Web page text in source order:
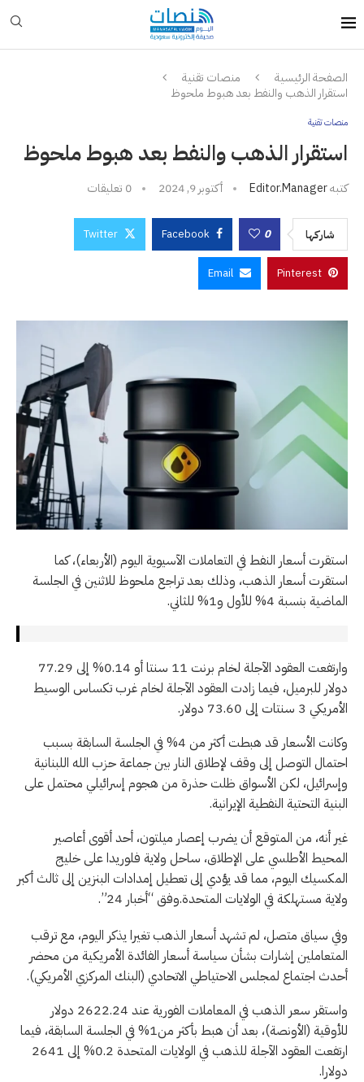
الصفحة الرئيسية
منصات تقنية
استقرار الذهب والنفط بعد هبوط ملحوظ
منصات تقنية
استقرار الذهب والنفط بعد هبوط ملحوظ
كتبهEditor.manager أكتوبر 9, 2024 0 تعليقات
شاركها 0
Facebook
Twitter
Pinterest
Email
استقرت أسعار النفط في التعاملات الآسيوية اليوم (الأربعاء)، كما
استقرت أسعار الذهب، وذلك بعد تراجع ملحوظ للاثنين في الجلسة
الماضية بنسبة 4% للأول و1% للثاني.
وارتفعت العقود الآجلة لخام برنت 11 سنتا أو 0.14% إلى 77.29
دولار للبرميل، فيما زادت العقود الآجلة لخام غرب تكساس الوسيط
الأمريكي 3 سنتات إلى 73.60 دولار.
وكانت الأسعار قد هبطت أكثر من 4% في الجلسة السابقة بسبب
احتمال التوصل إلى وقف لإطلاق النار بين جماعة حزب الله اللبنانية
وإسرائيل، لكن الأسواق ظلت حذرة من هجوم إسرائيلي محتمل على
البنية التحتية النفطية الإيرانية.
غير أنه، من المتوقع أن يضرب إعصار ميلتون، أحد أقوى أعاصير
المحيط الأطلسي على الإطلاق، ساحل ولاية فلوريدا على خليج
المكسيك اليوم، مما قد يؤدي إلى تعطيل إمدادات البنزين إلى ثالث أكبر
ولاية مستهلكة في الولايات المتحدة.وفق “أخبار 24”.
وفي سياق متصل، لم تشهد أسعار الذهب تغيرا يذكر اليوم، مع ترقب
المتعاملين إشارات بشأن سياسة أسعار الفائدة الأمريكية من محضر
أحدث اجتماع لمجلس الاحتياطي الاتحادي (البنك المركزي الأمريكي).
واستقر سعر الذهب في المعاملات الفورية عند 2622.24 دولار
للأوقية (الأونصة)، بعد أن هبط بأكثر من1% في الجلسة السابقة، فيما
ارتفعت العقود الآجلة للذهب في الولايات المتحدة 0.2% إلى 2641
دولارا.